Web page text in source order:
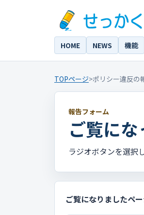
HOME NEWS 機能
TOPページ>ポリシー違反の
報告フォーム
ご覧に
ラジオボタンを選択
ご覧になりましたペ